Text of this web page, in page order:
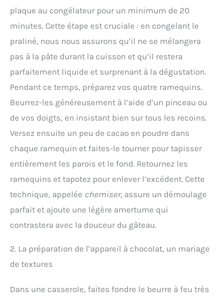
plaque au congélateur pour un minimum de 20
minutes. Cette étape est cruciale : en congelant le
praliné, nous nous assurons qu’il ne se mélangera
pas à la pâte durant la cuisson et qu’il restera
parfaitement liquide et surprenant à la dégustation.
Pendant ce temps, préparez vos quatre ramequins.
Beurrez-les généreusement à l’aide d’un pinceau ou
de vos doigts, en insistant bien sur tous les recoins.
Versez ensuite un peu de cacao en poudre dans
chaque ramequin et faites-le tourner pour tapisser
entièrement les parois et le fond. Retournez les
ramequins et tapotez pour enlever l’excédent. Cette
technique, appelée chemiser, assure un démoulage
parfait et ajoute une légère amertume qui
contrastera avec la douceur du gâteau.
2. La préparation de l’appareil à chocolat, un mariage
de textures
Dans une casserole, faites fondre le beurre à feu très